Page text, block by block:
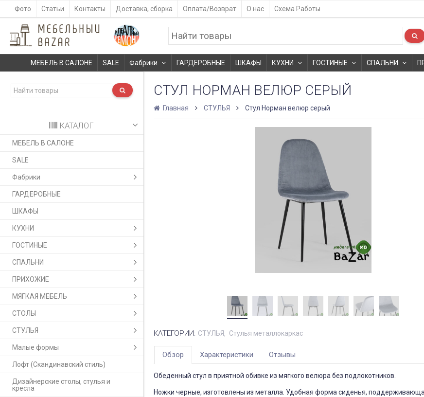
Фото Статьи Контакты Доставка, сборка Оплата/Возврат О нас Схема Работы
МЕБЕЛЬ В САЛОНЕ SALE Фабрики ГАРДЕРОБНЫЕ ШКАФЫ КУХНИ ГОСТИНЫЕ СПАЛЬНИ
КАТАЛОГ
МЕБЕЛЬ В САЛОНЕ
SALE
Фабрики
ГАРДЕРОБНЫЕ
ШКАФЫ
КУХНИ
ГОСТИНЫЕ
СПАЛЬНИ
ПРИХОЖИЕ
МЯГКАЯ МЕБЕЛЬ
СТОЛЫ
СТУЛЬЯ
Малые формы
Лофт (Скандинавский стиль)
Дизайнерские столы, стулья и
кресла
СТУЛ НОРМАН ВЕЛЮР СЕРЫЙ
Главная СТУЛЬЯ Стул Норман велюр серый
КАТЕГОРИИ: СТУЛЬЯ Стулья металлокаркас
Обзор Характеристики Отзывы
Обеденный стул в приятной обивке из мягкого велюра без подлокотников.
Ножки черные, изготовлены из металла. Удобная форма сиденья,